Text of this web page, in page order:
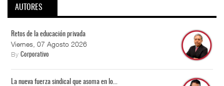
AUTORES
Retos de la educación privada
Viernes, 07 Agosto 2026
By Corporativo
La nueva fuerza sindical que asoma en lo...